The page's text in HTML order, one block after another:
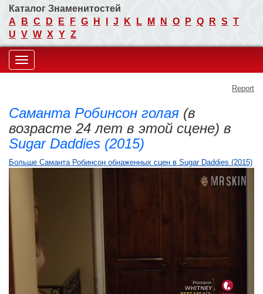
Каталог Знаменитостей
A
B C D E F G H J K L M N O P Q R S T
U V W X Y Z
Toggle
Report
Саманта Робинсон голая (в
возрасте 24 лет в этой сцене) в
Sugar Daddies (2015)
Больше Саманта Робинсон обнаженных сцен в Sugar Daddies (2015)